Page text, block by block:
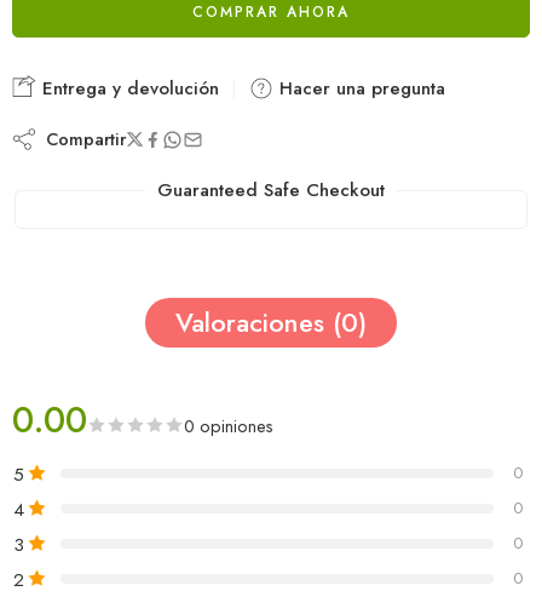
COMPRAR AHORA
Entrega y devolución Hacer una pregunta
Compartir
Guaranteed Safe Checkout
Valoraciones (0)
0.00 0 opiniones
5 0
4 0
3 0
2 0